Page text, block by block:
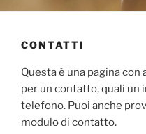
CONTATTI
Questa è una pagina
per un contatto, quali un
telefono. Puoi anche
modulo di contatto.